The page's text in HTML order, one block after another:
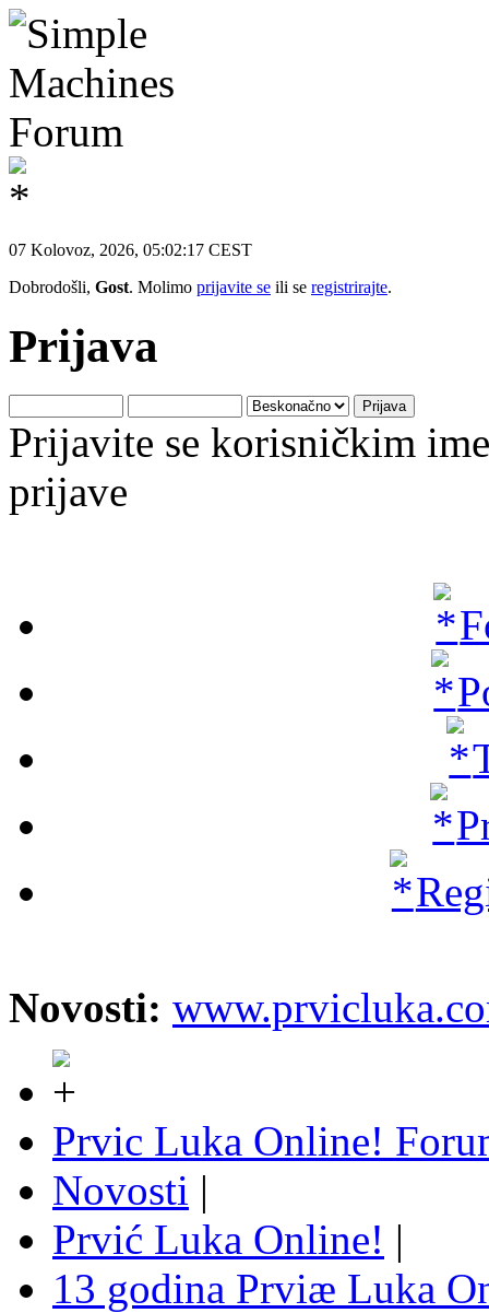
07 Kolovoz, 2026, 05:02:17 CEST
Dobrodošli, Gost. Molimo prijavite se ili se registrirajte.
Prijava
Prijavite se korisničkim
prijave
Novosti:
Prvic Luka Online!
Novosti |
Prvić Luka Online! |
13 godina Prviæ Luka